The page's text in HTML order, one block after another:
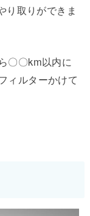
り取りができま
〇〇km以内に
ィルターかけて